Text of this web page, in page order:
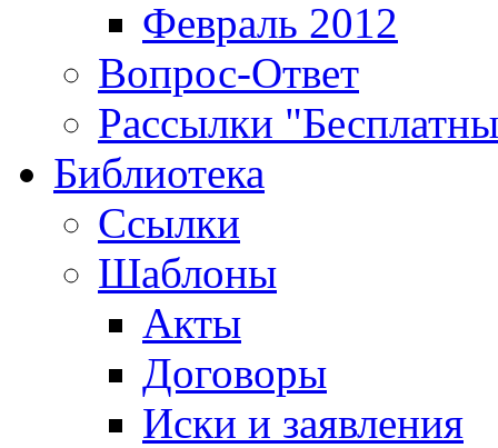
Февраль 2012
Вопрос-Ответ
Рассылки
Библиотека
Ссылки
Шаблоны
Акты
Договоры
Иски и заявления